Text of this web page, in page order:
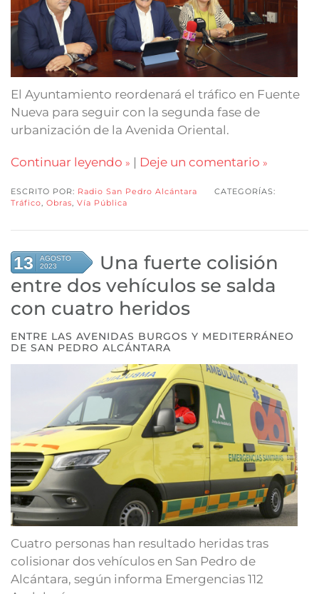
El Ayuntamiento reordenará el tráfico en Fuente
Nueva para seguir con la segunda fase de
urbanización de la Avenida Oriental.
Continuar leyendo | Deje un comentario
ESCRITO POR: Radio San Pedro Alcántara
CATEGORÍAS:
Tráfico, Obras, Vía Pública
13
AGOSTO
2023
Una fuerte colisión
entre dos vehículos se salda
con cuatro heridos
ENTRE LAS AVENIDAS BURGOS Y MEDITERRÁNEO
DE SAN PEDRO ALCÁNTARA
Cuatro personas han resultado heridas tras
colisionar dos vehículos en San Pedro de
Alcántara, según informa Emergencias 112